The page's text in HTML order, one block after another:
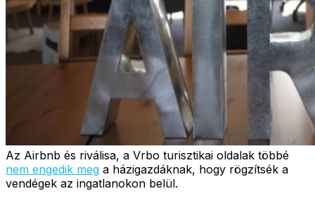
Az Airbnb és riválisa, a Vrbo turisztikai oldalak többé
nem engedik meg a házigazdáknak, hogy rögzítsék a
vendégek az ingatlanokon belül.